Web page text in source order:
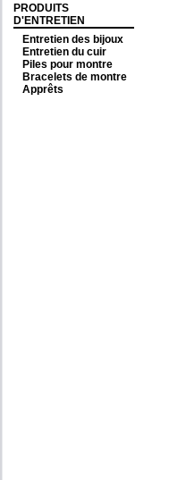
PRODUITS
D'ENTRETIEN
Entretien des bijoux
Entretien du cuir
Piles pour montre
Bracelets de montre
Apprêts